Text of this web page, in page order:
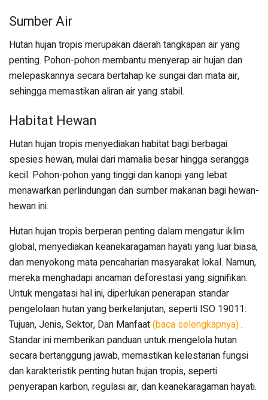
Sumber Air
Hutan hujan tropis merupakan daerah tangkapan air yang
penting. Pohon-pohon membantu menyerap air hujan dan
melepaskannya secara bertahap ke sungai dan mata air,
sehingga memastikan aliran air yang stabil.
Habitat Hewan
Hutan hujan tropis menyediakan habitat bagi berbagai
spesies hewan, mulai dari mamalia besar hingga serangga
kecil. Pohon-pohon yang tinggi dan kanopi yang lebat
menawarkan perlindungan dan sumber makanan bagi hewan-
hewan ini.
Hutan hujan tropis berperan penting dalam mengatur iklim
global, menyediakan keanekaragaman hayati yang luar biasa,
dan menyokong mata pencaharian masyarakat lokal. Namun,
mereka menghadapi ancaman deforestasi yang signifikan.
Untuk mengatasi hal ini, diperlukan penerapan standar
pengelolaan hutan yang berkelanjutan, seperti ISO 19011:
Tujuan, Jenis, Sektor, Dan Manfaat(baca selengkapnya).
Standar ini memberikan panduan untuk mengelola hutan
secara bertanggung jawab, memastikan kelestarian fungsi
dan karakteristik penting hutan hujan tropis, seperti
penyerapan karbon, regulasi air, dan keanekaragaman hayati.